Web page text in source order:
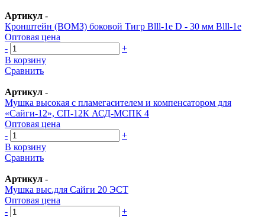
Артикул -
Кронштейн (ВОМЗ) боковой Тигр Вlll-1е D - 30 мм Вlll-1е
Оптовая цена
-
+
В корзину
Сравнить
Артикул -
Мушка высокая с пламегасителем и компенсатором для
«Сайги-12», СП-12К АСД-МСПК 4
Оптовая цена
-
+
В корзину
Сравнить
Артикул -
Мушка выс.для Сайги 20 ЭСТ
Оптовая цена
-
+